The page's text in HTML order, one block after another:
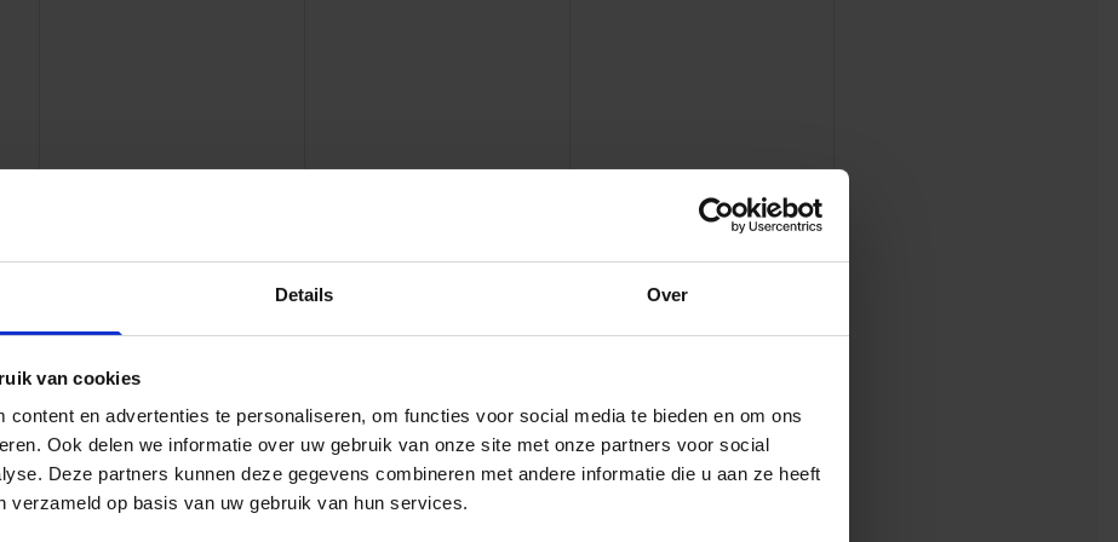
Details Over
van cookies
content en advertenties te personaliseren, om functies voor social media te bieden en om ons
Ook delen we informatie over uw gebruik van onze site met onze partners voor social
Deze partners kunnen deze gegevens combineren met andere informatie die u aan ze heeft
verzameld op basis van uw gebruik van hun services.
ondersteunen en sturen de kabel- & leidingbeheerders aan tijdens de
van de kabel- & leidingbeheerders wordt uitgevoerd.
de werkzaamheden aan de bestaande bruggen te kunnen uitvoeren, zijn op de
hulpbruggen gebouwd. Hierin liggen alle kabels en leidingen die normaal in de
Zo blijven gas, water, elektriciteit, telefonie en internet het gewoon doen tijdens
Bijna alle hulpbruggen zijn nu te gebruiken als extra oversteek voor